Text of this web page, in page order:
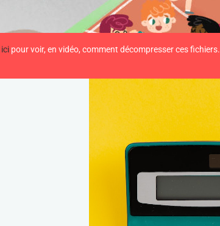
ici pour voir, en vidéo, comment décompresser ces fichiers.